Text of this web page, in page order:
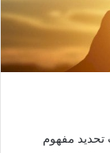
مفهوم